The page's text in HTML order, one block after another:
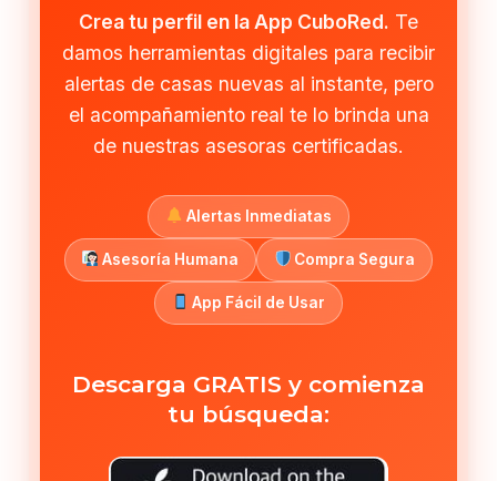
Crea tu perfil en la App CuboRed. Te
damos herramientas digitales para recibir
alertas de casas nuevas al instante, pero
el acompañamiento real te lo brinda una
de nuestras asesoras certificadas.
Alertas Inmediatas
Asesoría Humana Compra Segura
App Fácil de Usar
Descarga GRATIS y comienza
tu búsqueda: